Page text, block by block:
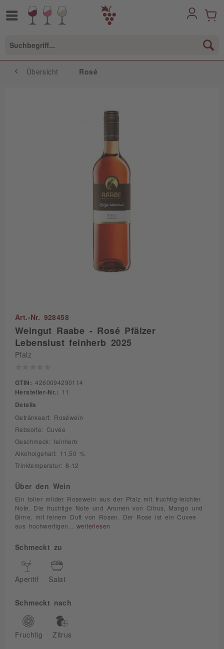
Übersicht Rosé
Art.-Nr. 928458
Weingut Raabe - Rosé Pfälzer
Lebenslust feinherb 2025
Pfalz
GTIN: 4260094290114
Hersteller-Nr.: 11
Details
Getränkeart: Roséwein
Rebsorte: Cuvée
Geschmack: feinherb
Alkoholgehalt: 11,50 %
Trinktemperatur: 8-12
Über den Wein
Ein toller milder Rosewein aus der Pfalz mit fruchtig-leichter
Note. Die fruchtige Note und Aromen von Citrus, Mango und
Birne, mit feinem Duft von Rosen. Der Rose ist ein Cuvee
aus hochwertigen...weiterlesen
Schmeckt zu
Aperitif Salat
Schmeckt nach
Fruchtig Zitrus